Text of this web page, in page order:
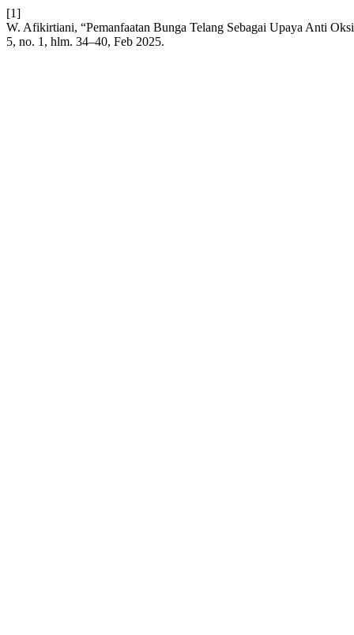
[1]
W. Afikirtiani, “Pemanfaatan Bunga Telang Sebagai Upaya Anti
5, no. 1, hlm. 34–40, Feb 2025.